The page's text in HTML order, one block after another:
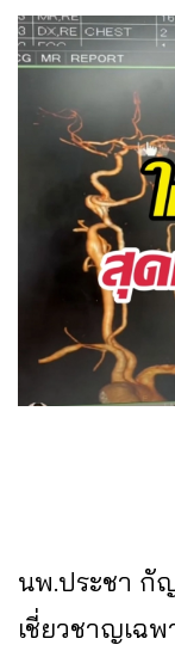
นพ.ประชา กั
เชี่ยวชาญเฉ